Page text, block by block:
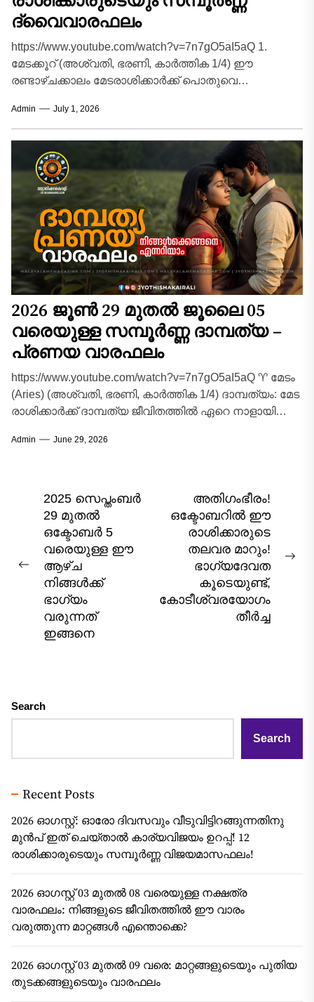
ദ്വൈവാരഫലം
https://www.youtube.com/watch?v=7n7gO5aI5aQ 1.
മേടക്കൂറ് (അശ്വതി, ഭരണി, കാർത്തിക 1/4) ഈ
രണ്ടാഴ്ചക്കാലം മേടരാശിക്കാർക്ക് പൊതുവെ
തൊഴിൽരംഗത്ത് പുതിയ പ്രോജക്ടുകൾ ഏറ്റെടുക്കാനും
നേതൃത്വപാടവം തെളിയിക്കാനും സാധിക്കും....
Admin July 1, 2026
2026 ജൂൺ 29 മുതൽ ജൂലൈ 05
വരെയുള്ള സമ്പൂർണ്ണ ദാമ്പത്യ –
പ്രണയ വാരഫലം
https://www.youtube.com/watch?v=7n7gO5aI5aQ ♈ മേടം
(Aries) (അശ്വതി, ഭരണി, കാർത്തിക 1/4) ദാമ്പത്യം: മേട
രാശിക്കാർക്ക് ദാമ്പത്യ ജീവിതത്തിൽ ഏറെ നാളായി
തെറ്റിദ്ധാരണകളും ഈ...
Admin June 29, 2026
Post
navigation
Previous
2025 സെപ്തംബർ
29 മുതൽ
ഒക്ടോബർ 5
വരെയുള്ള ഈ
ആഴ്ച
നിങ്ങൾക്ക്
ഭാഗ്യം
വരുന്നത്
ഇങ്ങനെ
അതിഗംഭീരം!
ഒക്ടോബറിൽ ഈ
രാശിക്കാരുടെ
തലവര മാറും!
ഭാഗ്യദേവത
കൂടെയുണ്ട്,
കോടീശ്വരയോഗം
തീർച്ച
Search
Search
Recent Posts
2026 ഓഗസ്റ്റ്: ഓരോ ദിവസവും വീടുവിട്ടിറങ്ങുന്നതിനു
മുൻപ് ഇത് ചെയ്താൽ കാര്യവിജയം ഉറപ്പ്! 12
രാശിക്കാരുടെയും സമ്പൂർണ്ണ വിജയമാസഫലം!
2026 ഓഗസ്റ്റ് 03 മുതൽ 08 വരെയുള്ള നക്ഷത്ര
വാരഫലം: നിങ്ങളുടെ ജീവിതത്തിൽ ഈ വാരം
വരുത്തുന്ന മാറ്റങ്ങൾ എന്തൊക്കെ?
2026 ഓഗസ്റ്റ് 03 മുതൽ 09 വരെ: മാറ്റങ്ങളുടെയും പുതിയ
തുടക്കങ്ങളുടെയും വാരഫലം